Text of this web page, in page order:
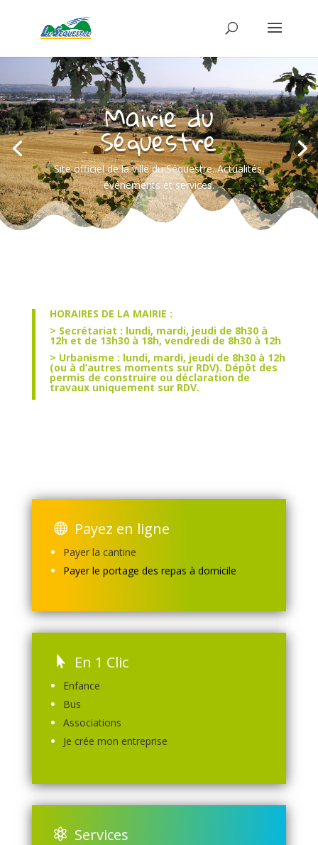
Mairie du
Séquestre
Site officiel de la ville du Séquestre. Actualités,
événements et services.
HORAIRES DE LA MAIRIE :
> Secrétariat : lundi, mardi, jeudi de 8h30 à
12h et de 13h30 à 18h, vendredi de 8h30 à 12h
> Urbanisme : lundi, mardi, jeudi de 8h30 à 12h
(ou à d’autres moments sur RDV). Dépôt des
permis de construire ou déclaration de
travaux uniquement sur RDV.
Payez en ligne
Payer la cantine
Payer le portage des repas à domicile
En 1 Clic
Enfance
Bus
Associations
Je crée mon entreprise
Services